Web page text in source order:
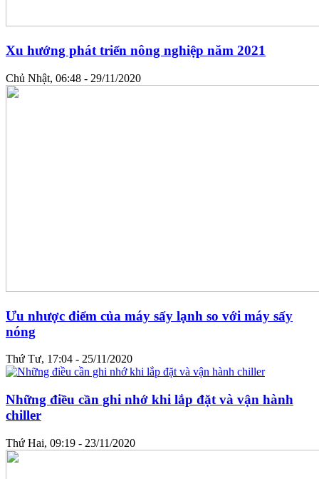
Xu hướng phát triển nông nghiệp năm 2021
Chủ Nhật, 06:48 - 29/11/2020
Ưu nhược điểm của máy sấy lạnh so với máy sấy
nóng
Thứ Tư, 17:04 - 25/11/2020
Những điều cần ghi nhớ khi lắp đặt và vận hành
chiller
Thứ Hai, 09:19 - 23/11/2020